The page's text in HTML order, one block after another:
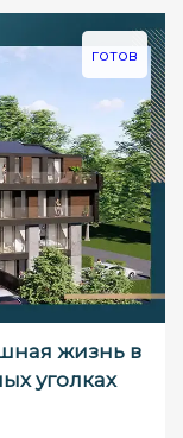
готов
жизнь в
уголках